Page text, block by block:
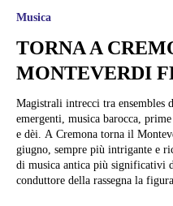
Musica
TORNA A
MONTEVERDI
Magistrali intrecci tra ensembles
emergenti, musica barocca,
e dèi. A Cremona torna il
giugno, sempre più intrigante e
di musica antica più significativi
conduttore della rassegna la